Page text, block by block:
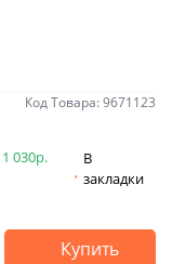
Код Товара: 9671123
1 030р.
В
закладки
Купить